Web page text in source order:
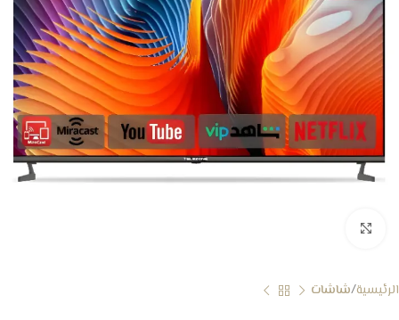
الرئيسية شاشات